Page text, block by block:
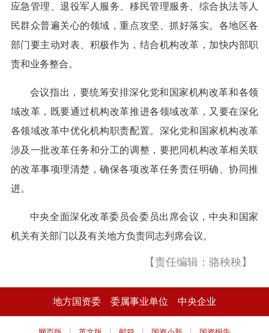
应急管理、退役军人服务、移民管理服务、综合执法等人
民群众普遍关心的领域，重点攻坚、抓好落实。各地区各
部门要主动对表、积极作为，结合机构改革，加快内部职
责和业务整合。
会议指出，要统筹安排深化党和国家机构改革和各领
域改革，既要通过机构改革推进各领域改革，又要在深化
各领域改革中优化机构职责配置。深化党和国家机构改革
涉及一批改革任务和分工的调整，要把同机构改革相关联
的改革事项理清楚，确保各项改革任务责任明确、协同推
进。
中央全面深化改革委员会委员出席会议，中央和国家
机关有关部门以及有关地方负责同志列席会议。
【责任编辑：骆秧秧】
地方国资委 委属事业单位 中央企业